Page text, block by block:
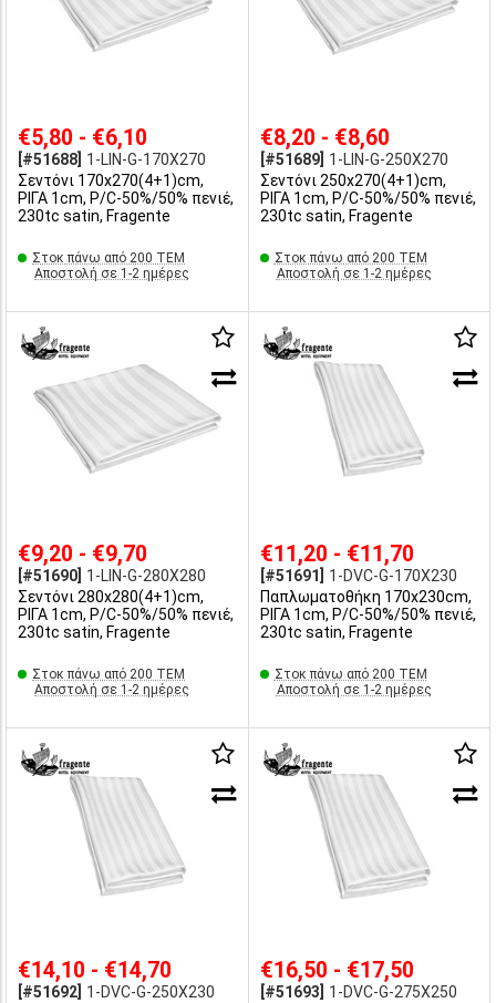
€5,80 - €6,10
[#51688] 1-LIN-G-170X270
Σεντόνι 170x270(4+1)cm,
ΡΙΓΑ 1cm, P/C-50%/50% πενιέ,
230tc satin, Fragente
Στοκ πάνω από 200 ΤΕΜ
Αποστολή σε 1-2 ημέρες
€8,20 - €8,60
[#51689] 1-LIN-G-250X270
Σεντόνι 250x270(4+1)cm,
ΡΙΓΑ 1cm, P/C-50%/50% πενιέ,
230tc satin, Fragente
Στοκ πάνω από 200 ΤΕΜ
Αποστολή σε 1-2 ημέρες
€9,20 - €9,70
[#51690] 1-LIN-G-280X280
Σεντόνι 280x280(4+1)cm,
ΡΙΓΑ 1cm, P/C-50%/50% πενιέ,
230tc satin, Fragente
Στοκ πάνω από 200 ΤΕΜ
Αποστολή σε 1-2 ημέρες
€11,20 - €11,70
[#51691]
1-DVC-G-170X230
Παπλωματοθήκη 170x230cm,
ΡΙΓΑ 1cm, P/C-50%/50% πενιέ,
230tc satin, Fragente
Στοκ πάνω από 200 ΤΕΜ
Αποστολή σε 1-2 ημέρες
€14,10 - €14,70
[#51692] 1-DVC-G-250X230
€16,50 - €17,50
[#51693]
1-DVC-G-275X250